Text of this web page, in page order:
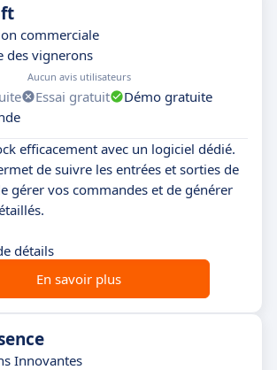
commerciale
des vignerons
Aucun avis utilisateurs
Essai gratuit
Démo gratuite
efficacement avec un logiciel dédié.
de suivre les entrées et sorties de
gérer vos commandes et de générer
détails
En savoir plus
Innovantes